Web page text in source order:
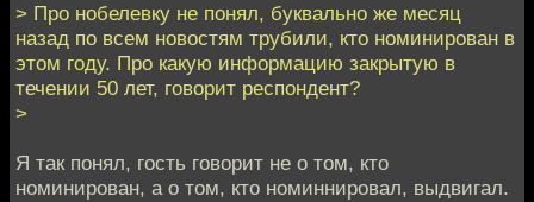
> Про нобелевку не понял, буквально же месяц
назад по всем новостям трубили, кто номинирован в
этом году. Про какую информацию закрытую в
течении 50 лет, говорит респондент?
>
Я так понял, гость говорит не о том, кто
номинирован, а о том, кто номиннировал, выдвигал.